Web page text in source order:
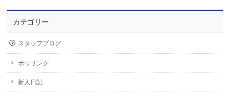
カテゴリー
スタッフブログ
ボウリング
新人日記